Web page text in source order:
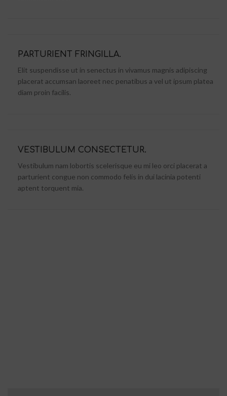
PARTURIENT FRINGILLA.
Elit suspendisse ut in senectus in vivamus magnis adipiscing
placerat accumsan laoreet nec penatibus a vel ut ipsum platea
diam proin facilis.
VESTIBULUM CONSECTETUR.
Vestibulum nam lobortis scelerisque eu mi leo orci placerat a
parturient congue non commodo felis in dui lacinia potenti
aptent torquent mia.